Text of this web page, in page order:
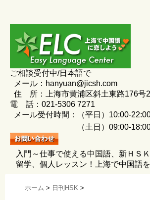
ご相談受付中/日本語で
メール：hanyuan@jicsh.com
住 所：上海市黄浦区斜土東路176号
電 話：021-5306 7271
メール受付時間：（平日）10:00-
（土日）09:00-
入門～仕事で使える中国語、新ＨＳ
留学、個人レッスン！上海で中国語
ホーム > 日刊HSK >